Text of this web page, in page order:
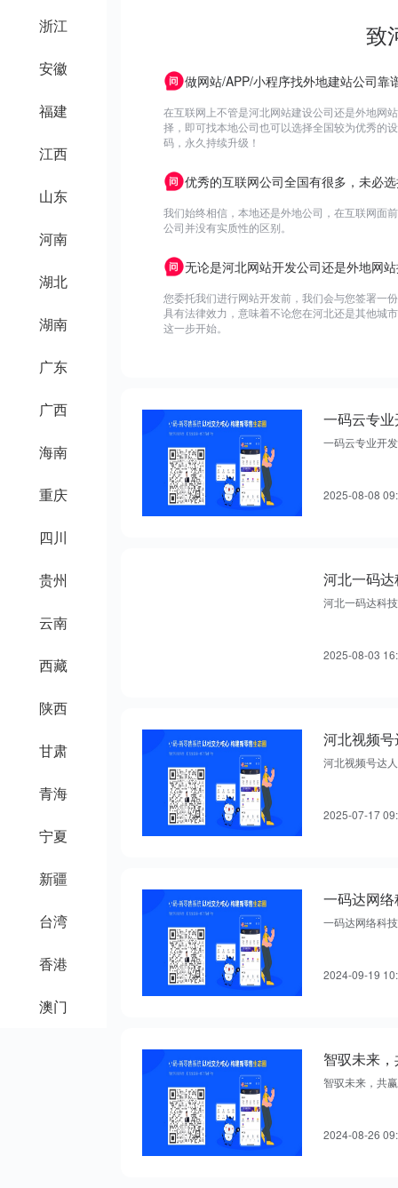
浙江
安徽
福建
江西
山东
河南
湖北
湖南
广东
广西
海南
重庆
四川
贵州
云南
西藏
陕西
甘肃
青海
宁夏
新疆
台湾
香港
澳门
致
做网站/APP/小程序找外地建站公司靠
在互联网上不管是河北网站建设公司还是外地网
择，即可找本地公司也可以选择全国较为优秀的
码，永久持续升级！
优秀的互联网公司全国有很多，未必
我们始终相信，本地还是外地公司，在互联网面
公司并没有实质性的区别。
无论是河北网站开发公司还是外地网
您委托我们进行网站开发前，我们会与您签署一
具有法律效力，意味着不论您在河北还是其他城
这一步开始。
一码云专业开
2025-08-08
河北一码
河北一码达科
2025-08-03
河北视频
河北视频号达
2025-07-17
一码达网络科
2024-09-19
智驭未来
智驭未来，共
2024-08-26